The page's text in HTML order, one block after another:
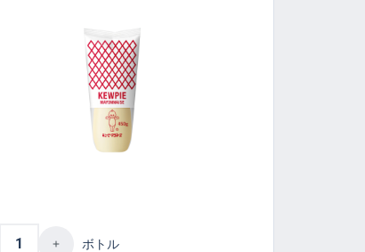
the quantity.
or use the buttons to increase or
Quantity: Enter the desired
ボトル